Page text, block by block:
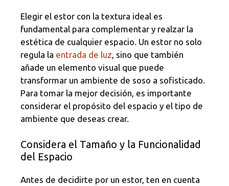
Elegir el estor con la textura ideal es
fundamental para complementar y realzar la
estética de cualquier espacio. Un estor no solo
regula la entrada de luz, sino que también
añade un elemento visual que puede
transformar un ambiente de soso a sofisticado.
Para tomar la mejor decisión, es importante
considerar el propósito del espacio y el tipo de
ambiente que deseas crear.
Considera el Tamaño y la Funcionalidad
del Espacio
Antes de decidirte por un estor, ten en cuenta